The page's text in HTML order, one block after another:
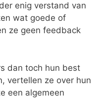
enig verstand van
wat goede of
ze geen feedback
dan toch hun best
vertellen ze over hun
een algemeen